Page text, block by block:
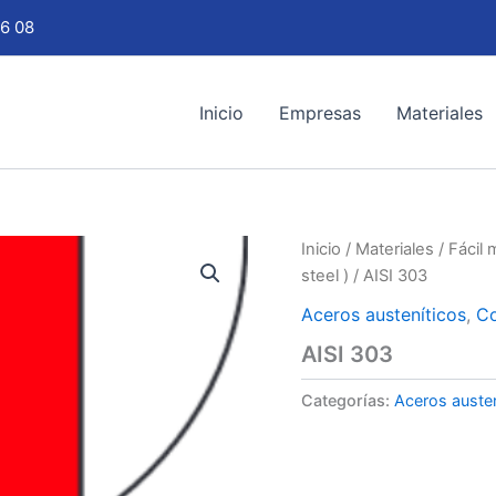
08
Inicio Empresas Materiales
Inicio / Materiales / Fácil
steel ) / AISI 303
Aceros austeníticos,
AISI 303
Categorías: Aceros